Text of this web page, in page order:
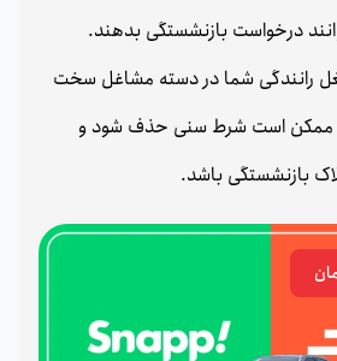
رانندگی شما در دسته مشاغل سخت
ممکن است شرط سنی حذف شود و
بازنشستگی باشد.